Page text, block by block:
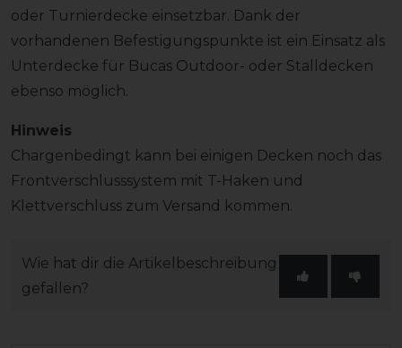
oder Turnierdecke einsetzbar. Dank der
vorhandenen Befestigungspunkte ist ein Einsatz als
Unterdecke für Bucas Outdoor- oder Stalldecken
ebenso möglich.
Hinweis
Chargenbedingt kann bei einigen Decken noch das
Frontverschlusssystem mit T-Haken und
Klettverschluss zum Versand kommen.
Wie hat dir die Artikelbeschreibung
gefallen?